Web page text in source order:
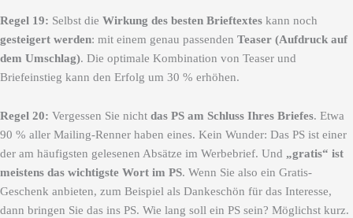
Regel 19: Selbst die Wirkung des besten Brieftextes kann noch
gesteigert werden: mit einem genau passenden Teaser (Aufdruck auf
dem Umschlag). Die optimale Kombination von Teaser und
Briefeinstieg kann den Erfolg um 30 % erhöhen.
Regel 20: Vergessen Sie nicht das PS am Schluss Ihres Briefes. Etwa
90 % aller Mailing-Renner haben eines. Kein Wunder: Das PS ist einer
der am häufigsten gelesenen Absätze im Werbebrief. Und „gratis“ ist
meistens das wichtigste Wort im PS. Wenn Sie also ein Gratis-
Geschenk anbieten, zum Beispiel als Dankeschön für das Interesse,
dann bringen Sie das ins PS. Wie lang soll ein PS sein? Möglichst kurz.